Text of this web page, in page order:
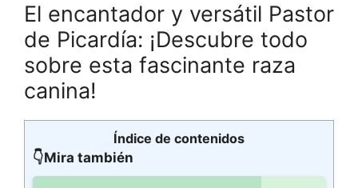
El encantador y versátil Pastor
de Picardía: ¡Descubre todo
sobre esta fascinante raza
canina!
Índice de contenidos
👇Mira también